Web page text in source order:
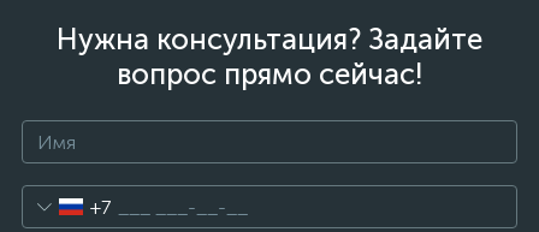
Нужна консультация? Задайте
вопрос прямо сейчас!
+7